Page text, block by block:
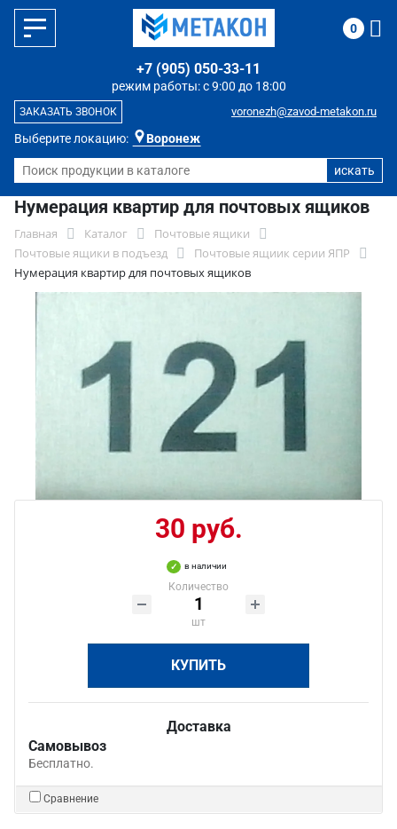
Выберите локацию: Воронеж
режим работы: с 9:00 до 18:00
+7 (905) 050-33-11
voronezh@zavod-metakon.ru
ЗАКАЗАТЬ ЗВОНОК
0
Нумерация квартир для почтовых ящиков
Главная Каталог
Почтовые ящики
Почтовые ящики в подъезд
Почтовые ящиик серии ЯПР
Нумерация квартир для почтовых ящиков
30 руб.
в наличии
Количество
шт
КУПИТЬ
Доставка
Самовывоз
Бесплатно.
Сравнение